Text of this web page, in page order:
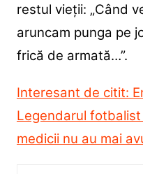
restul vieții: „Când
aruncam punga pe
frică de armată…”.
Interesant de citit:
Legendarul
medicii nu au mai